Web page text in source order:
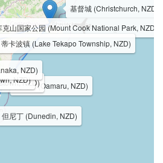
基督城 (Christchurch, NZD)
奥玛鲁 (Oamaru, NZD)
但尼丁 (Dunedin, NZD)
NZD)
NZD)
NZD)
克山国家公园 (Mount Cook National Park, NZD)
蒂卡波镇 (Lake Tekapo Township, NZD)